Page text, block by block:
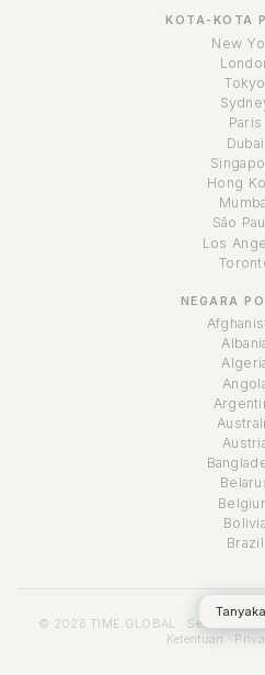
KOTA-KOTA
New
Tokyo
Paris
Dubai
Hong
São
Los
NEGARA
Bolivia
Brazil
© 2026 TIME.GLOBAL · Semua hak
Ketentuan ·